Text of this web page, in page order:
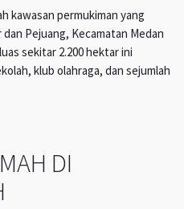
kawasan permukiman yang
Pejuang, Kecamatan Medan
sekitar 2.200 hektar ini
klub olahraga, dan sejumlah
DI